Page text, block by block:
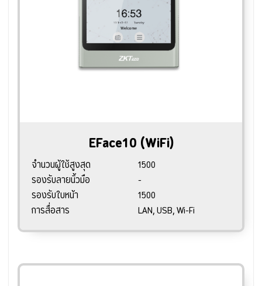
EFace10 (WiFi)
จำนวนผู้ใช้สูงสุด
1500
รองรับลายนิ้วมือ
-
รองรับใบหน้า
1500
การสื่อสาร
LAN, USB, Wi-Fi